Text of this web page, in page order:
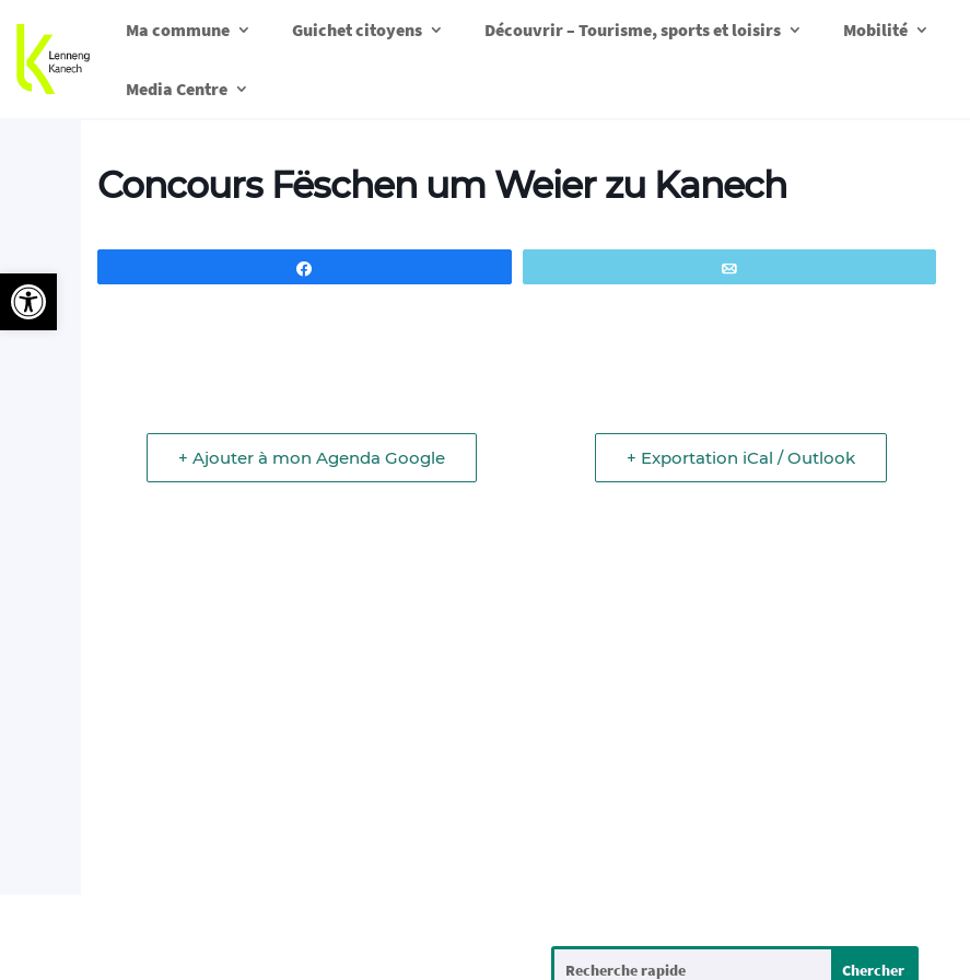
Ma commune Guichet citoyens Découvrir – Tourisme, sports et loisirs Mobilité
Media Centre
Concours Fëschen um Weier zu Kanech
+ Ajouter à mon Agenda Google + Exportation iCal / Outlook
Ouvrir la barre d’outils